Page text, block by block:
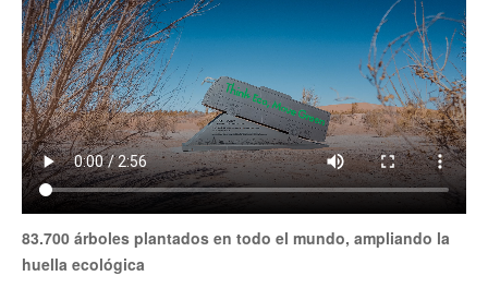
83.700 árboles plantados en todo el mundo, ampliando la
huella ecológica